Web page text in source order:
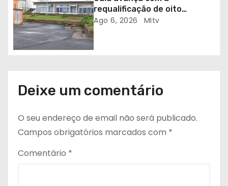
s
requalificação de oito
escolas prioritárias
Ago 6, 2026 MItv
Deixe um comentário
O seu endereço de email não será publicado.
Campos obrigatórios marcados com *
Comentário *